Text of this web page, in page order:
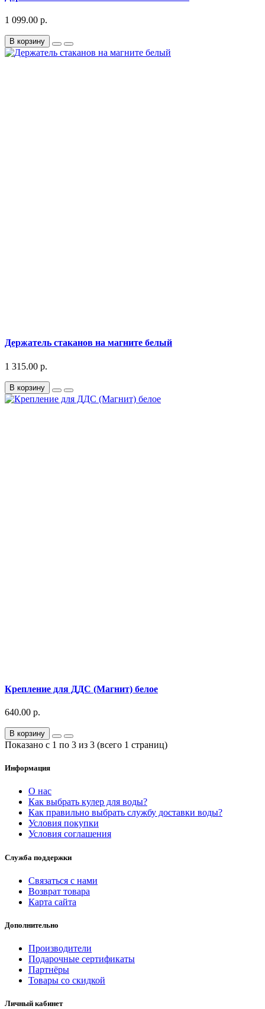
1 099.00 р.
В корзину
Держатель стаканов на магните белый
1 315.00 р.
В корзину
Крепление для ДДС (Магнит) белое
640.00 р.
В корзину
Показано с 1 по 3 из 3 (всего 1 страниц)
Информация
О нас
Как выбрать кулер для воды?
Как правильно выбрать службу доставки воды?
Условия покупки
Условия соглашения
Служба поддержки
Связаться с нами
Возврат товара
Карта сайта
Дополнительно
Производители
Подарочные сертификаты
Партнёры
Товары со скидкой
Личный кабинет